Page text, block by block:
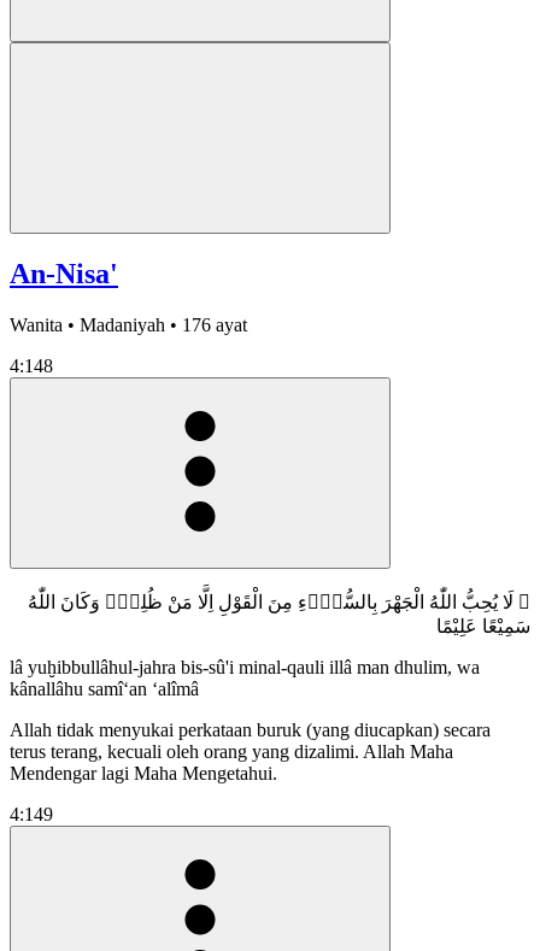
An-Nisa'
Wanita • Madaniyah • 176 ayat
4:148
۞ لَا يُحِبُّ اللّٰهُ الْجَهْرَ بِالسُّوْۤءِ مِنَ الْقَوْلِ اِلَّا مَنْ ظُلِمَۗ وَكَانَ اللّٰهُ
سَمِيْعًا عَلِيْمًا
lâ yuḫibbullâhul-jahra bis-sû'i minal-qauli illâ man dhulim, wa
kânallâhu samî‘an ‘alîmâ
Allah tidak menyukai perkataan buruk (yang diucapkan) secara
terus terang, kecuali oleh orang yang dizalimi. Allah Maha
Mendengar lagi Maha Mengetahui.
4:149